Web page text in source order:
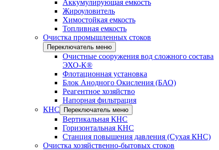
Аккумулирующая емкость
Жироуловитель
Химостойкая емкость
Топливная емкость
Очистка промышленных стоков
Переключатель меню
Очистные сооружения вод сложного состава
ЭХО-К®
Флотационная установка
Блок Анодного Окисления (БАО)
Реагентное хозяйство
Напорная фильтрация
КНС
Переключатель меню
Вертикальная КНС
Горизонтальная КНС
Станция повышения давления (Сухая КНС)
Очистка хозяйственно-бытовых стоков